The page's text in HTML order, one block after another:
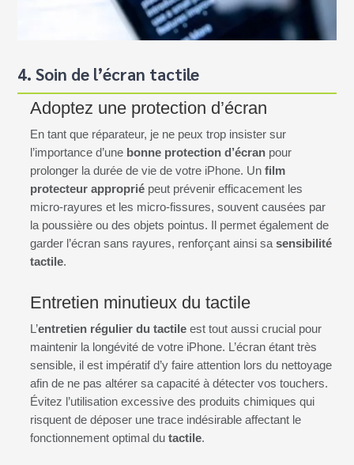
4. Soin de l’écran tactile
Adoptez une protection d’écran
En tant que réparateur, je ne peux trop insister sur
l’importance d’une bonne protection d’écran pour
prolonger la durée de vie de votre iPhone. Un film
protecteur approprié peut prévenir efficacement les
micro-rayures et les micro-fissures, souvent causées par
la poussière ou des objets pointus. Il permet également de
garder l’écran sans rayures, renforçant ainsi sa sensibilité
tactile.
Entretien minutieux du tactile
L’entretien régulier du tactile est tout aussi crucial pour
maintenir la longévité de votre iPhone. L’écran étant très
sensible, il est impératif d’y faire attention lors du nettoyage
afin de ne pas altérer sa capacité à détecter vos touchers.
Évitez l’utilisation excessive des produits chimiques qui
risquent de déposer une trace indésirable affectant le
fonctionnement optimal du tactile.